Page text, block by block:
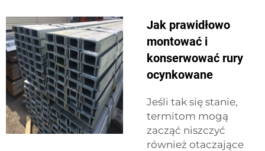
Jak prawidłowo
montować i
konserwować rury
ocynkowane
Jeśli tak się stanie,
termitom mogą
zacząć niszczyć
również otaczające